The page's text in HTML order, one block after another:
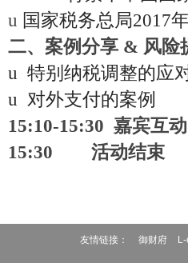
u 国家税务总局2017
二、案例分享 & 风险
u 特别纳税调整的应
u 对外支付的案例
15:10-15:30 嘉宾互
15:30 活动结束
友情链接： 御财府